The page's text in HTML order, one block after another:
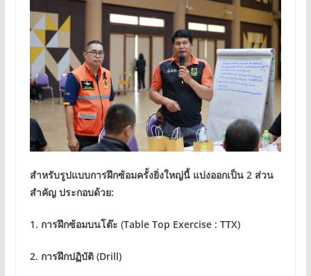
สำหรับรูปแบบการฝึกซ้อมครั้งยิ่งใหญ่นี้ แบ่งออกเป็น 2 ส่วน
สำคัญ ประกอบด้วย:
1. การฝึกซ้อมบนโต๊ะ (Table Top Exercise : TTX)
2. การฝึกปฏิบัติ (Drill)